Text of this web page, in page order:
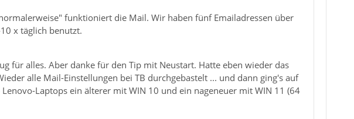
funktioniert die Mail. Wir haben fünf Emailadressen über
x täglich benutzt.
für alles. Aber danke für den Tip mit Neustart. Hatte eben wieder das
alle Mail-Einstellungen bei TB durchgebastelt ... und dann ging's auf
Laptops ein älterer mit WIN 10 und ein nageneuer mit WIN 11 (64